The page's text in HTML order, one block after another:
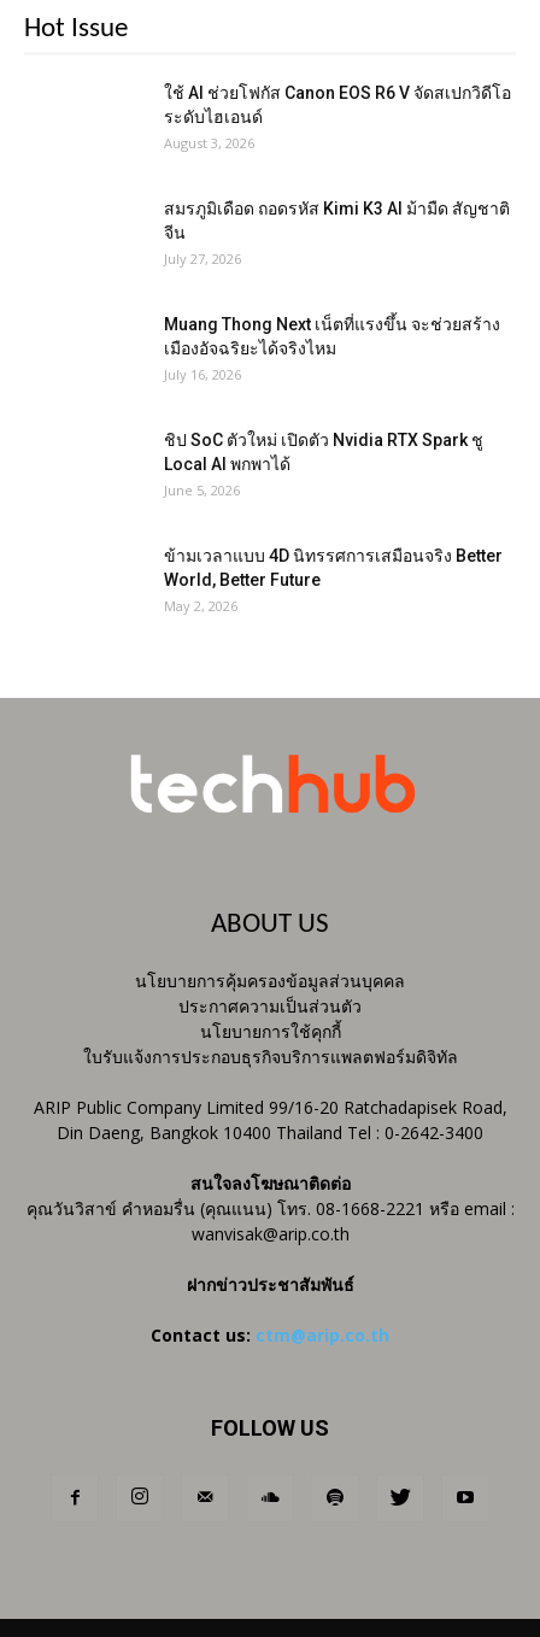
Hot Issue
ใช้ AI ช่วยโฟกัส Canon EOS R6 V จัดสเปกวิดีโอ
ระดับไฮเอนด์
August 3, 2026
สมรภูมิเดือด ถอดรหัส Kimi K3 AI ม้ามืด สัญชาติ
จีน
July 27, 2026
Muang Thong Next เน็ตที่แรงขึ้น จะช่วยสร้าง
เมืองอัจฉริยะได้จริงไหม
July 16, 2026
ชิป SoC ตัวใหม่ เปิดตัว Nvidia RTX Spark ชู
Local AI พกพาได้
June 5, 2026
ข้ามเวลาแบบ 4D นิทรรศการเสมือนจริง Better
World, Better Future
May 2, 2026
ABOUT US
นโยบายการคุ้มครองข้อมูลส่วนบุคคล
ประกาศความเป็นส่วนตัว
นโยบายการใช้คุกกี้
ใบรับแจ้งการประกอบธุรกิจบริการแพลตฟอร์มดิจิทัล
ARIP Public Company Limited 99/16-20 Ratchadapisek Road,
Din Daeng, Bangkok 10400 Thailand Tel : 0-2642-3400
สนใจลงโฆษณาติดต่อ
คุณวันวิสาข์ คำหอมรื่น (คุณแนน) โทร. 08-1668-2221 หรือ email :
wanvisak@arip.co.th
ฝากข่าวประชาสัมพันธ์
Contact us: ctm@arip.co.th
FOLLOW US